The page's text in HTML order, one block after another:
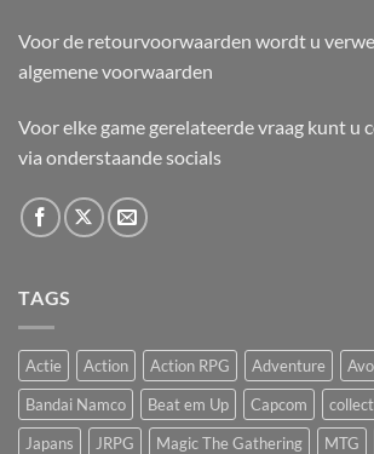
Voor de retourvoorwaarden wordt u
algemene voorwaarden
Voor elke game gerelateerde vraag kunt u
via onderstaande socials
TAGS
Actie Action Action RPG Adventure
Bandai Namco
Beat em Up Capcom
Japans
JRPG Magic The Gathering MTG